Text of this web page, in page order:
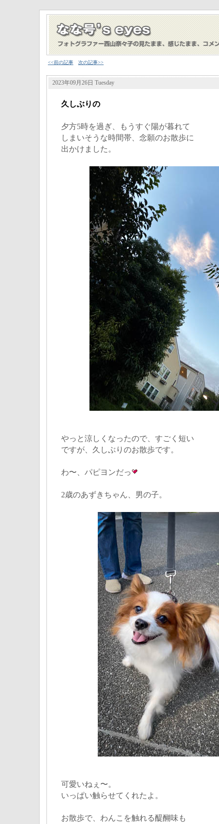
<<前の記事 次の記事>>
2023年09月26日 Tuesday
久しぶりの
夕方5時を過ぎ、もうすぐ陽が暮れて
しまいそうな時間帯、念願のお散歩に
出かけました。
やっと涼しくなったので、すごく短い
ですが、久しぶりのお散歩です。
わ〜、パピヨンだっ
2歳のあずきちゃん、男の子。
可愛いねぇ〜。
いっぱい触らせてくれたよ。
お散歩で、わんこを触れる醍醐味も